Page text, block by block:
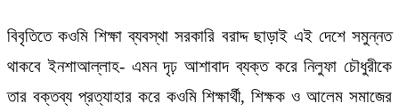
বিবৃতিতে কওমি শিক্ষা ব্যবস্থা সরকারি বরাদ্দ ছাড়াই এই দেশে সমুন্নত
থাকবে ইনশাআল্লাহ- এমন দৃঢ় আশাবাদ ব্যক্ত করে নিলুফা চৌধুরীকে
তার বক্তব্য প্রত্যাহার করে কওমি শিক্ষার্থী, শিক্ষক ও আলেম সমাজের